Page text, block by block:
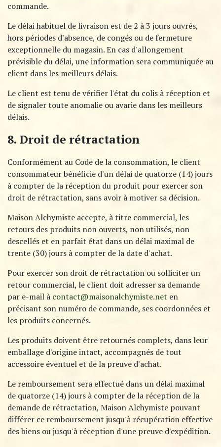
commande.
Le délai habituel de livraison est de 2 à 3 jours ouvrés,
hors périodes d'absence, de congés ou de fermeture
exceptionnelle du magasin. En cas d'allongement
prévisible du délai, une information sera communiquée au
client dans les meilleurs délais.
Le client est tenu de vérifier l'état du colis à réception et
de signaler toute anomalie ou avarie dans les meilleurs
délais.
8. Droit de rétractation
Conformément au Code de la consommation, le client
consommateur bénéficie d'un délai de quatorze (14) jours
à compter de la réception du produit pour exercer son
droit de rétractation, sans avoir à motiver sa décision.
Maison Alchymiste accepte, à titre commercial, les
retours des produits non ouverts, non utilisés, non
descellés et en parfait état dans un délai maximal de
trente (30) jours à compter de la date d'achat.
Pour exercer son droit de rétractation ou solliciter un
retour commercial, le client doit adresser sa demande
par e-mail à contact@maisonalchymiste.net en
précisant son numéro de commande, ses coordonnées et
les produits concernés.
Les produits doivent être retournés complets, dans leur
emballage d'origine intact, accompagnés de tout
accessoire éventuel et de la preuve d'achat.
Le remboursement sera effectué dans un délai maximal
de quatorze (14) jours à compter de la réception de la
demande de rétractation, Maison Alchymiste pouvant
différer ce remboursement jusqu'à récupération effective
des biens ou jusqu'à réception d'une preuve d'expédition.​